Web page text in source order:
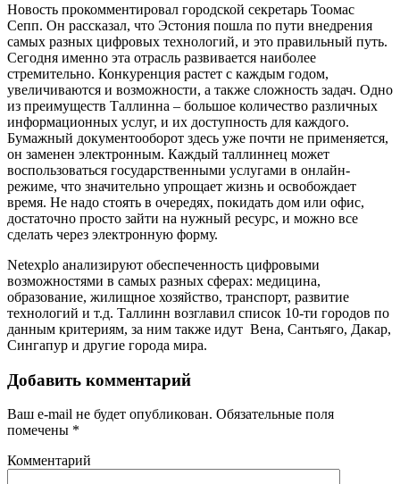
Новость прокомментировал городской секретарь Тоомас
Сепп. Он рассказал, что Эстония пошла по пути внедрения
самых разных цифровых технологий, и это правильный путь.
Сегодня именно эта отрасль развивается наиболее
стремительно. Конкуренция растет с каждым годом,
увеличиваются и возможности, а также сложность задач. Одно
из преимуществ Таллинна – большое количество различных
информационных услуг, и их доступность для каждого.
Бумажный документооборот здесь уже почти не применяется,
он заменен электронным. Каждый таллиннец может
воспользоваться государственными услугами в онлайн-
режиме, что значительно упрощает жизнь и освобождает
время. Не надо стоять в очередях, покидать дом или офис,
достаточно просто зайти на нужный ресурс, и можно все
сделать через электронную форму.
Netexplo анализируют обеспеченность цифровыми
возможностями в самых разных сферах: медицина,
образование, жилищное хозяйство, транспорт, развитие
технологий и т.д. Таллинн возглавил список 10-ти городов по
данным критериям, за ним также идут Вена, Сантьяго, Дакар,
Сингапур и другие города мира.
Добавить комментарий
Ваш e-mail не будет опубликован. Обязательные поля
помечены *
Комментарий